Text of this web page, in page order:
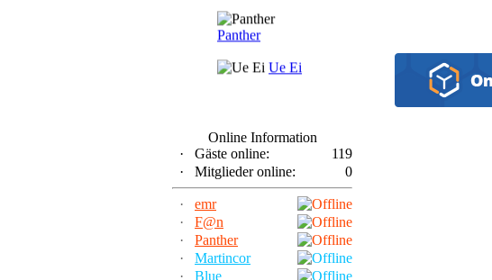
Panther
Ue Ei
Online Information
·
Gäste online:
119
·
Mitglieder online: 0
·
emr
·
F@n
·
Panther
·
Martincor
·
Blue